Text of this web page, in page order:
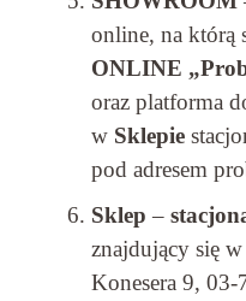
online, na którą
ONLINE
oraz platforma
w Sklepie
pod adresem
Sklep –
znajdujący się
Konesera 9, 03-